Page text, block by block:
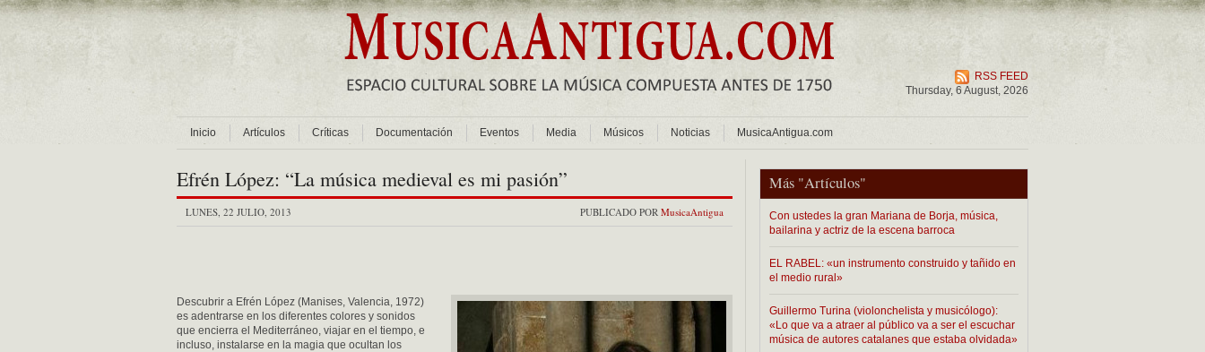
RSS FEED
Thursday, 6 August, 2026
Inicio Artículos Críticas Documentación Eventos Media Músicos Noticias MusicaAntigua.com
Más "Artículos"
Con ustedes la gran Mariana de Borja, música,
bailarina y actriz de la escena barroca
EL RABEL: «un instrumento construido y tañido en
el medio rural»
Guillermo Turina (violonchelista y musicólogo):
«Lo que va a atraer al público va a ser el escuchar
música de autores catalanes que estaba olvidada»
Efrén López: “La música medieval es mi pasión”
PUBLICADO POR MusicaAntigua
LUNES, 22 JULIO, 2013
Descubrir a Efrén López (Manises, Valencia, 1972)
es adentrarse en los diferentes colores y sonidos
que encierra el Mediterráneo, viajar en el tiempo, e
incluso, instalarse en la magia que ocultan los